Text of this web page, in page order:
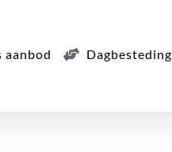
aanbod Dagbesteding